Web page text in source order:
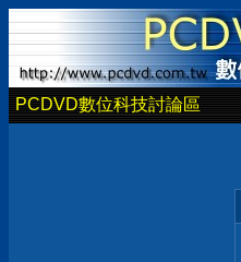
PCDVD數位科技討論區